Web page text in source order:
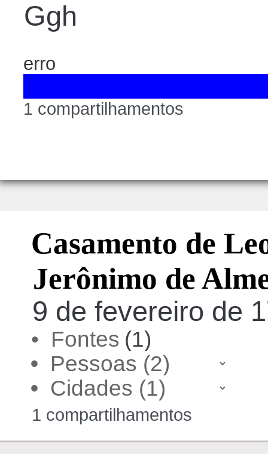
Ggh
erro
1 compartilhamentos
Casamento de
Jerônimo de
9 de fevereiro de
• Fontes (1)
•
•
1 compartilhamentos